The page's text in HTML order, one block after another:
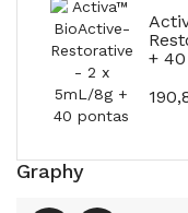
+
Graphy